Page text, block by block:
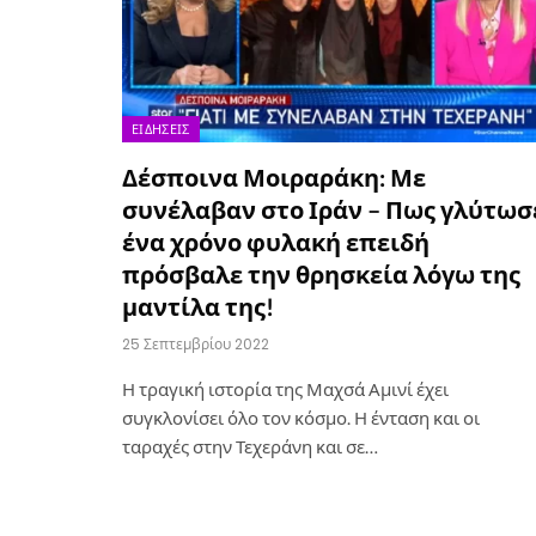
ΕΙΔΉΣΕΙΣ
Δέσποινα Μοιραράκη: Με
συνέλαβαν στο Ιράν – Πως
ένα χρόνο φυλακή επειδή
πρόσβαλε την θρησκεία λόγω της
μαντίλα της!
25 Σεπτεμβρίου 2022
Η τραγική ιστορία της Μαχσά Αμινί έχει
συγκλονίσει όλο τον κόσμο. Η ένταση και οι
ταραχές στην Τεχεράνη και σε…